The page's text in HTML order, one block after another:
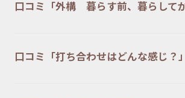
口コミ「外構 暮らす前、暮らしてか
口コミ「打ち合わせはどんな感じ？」